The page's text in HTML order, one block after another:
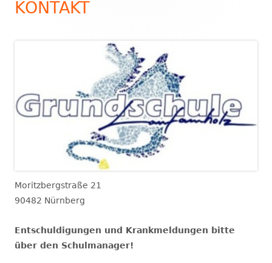
KONTAKT
Moritzbergstraße 21
90482 Nürnberg
Entschuldigungen und Krankmeldungen bitte
über den Schulmanager!